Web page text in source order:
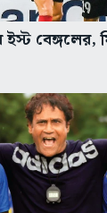
বেঙ্গলের,